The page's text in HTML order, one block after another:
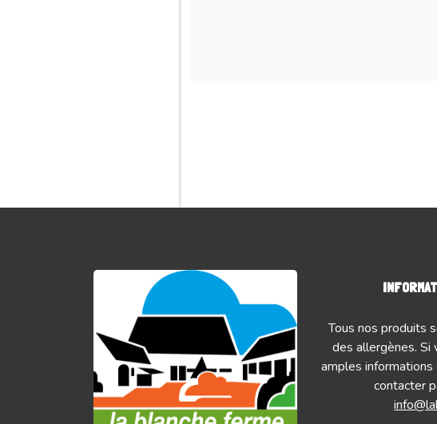
Tous nos produits
des allergènes. Si
amples informations
contacter